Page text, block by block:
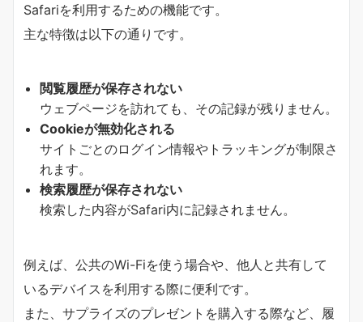
Safariを利用するための機能です。
主な特徴は以下の通りです。
閲覧履歴が保存されない
ウェブページを訪れても、その記録が残りません。
Cookieが無効化される
サイトごとのログイン情報やトラッキングが制限さ
れます。
検索履歴が保存されない
検索した内容がSafari内に記録されません。
例えば、公共のWi-Fiを使う場合や、他人と共有して
いるデバイスを利用する際に便利です。
また、サプライズのプレゼントを購入する際など、履